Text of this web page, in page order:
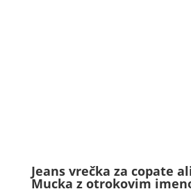
Jeans vrečka za copate
Mucka z otrokovim